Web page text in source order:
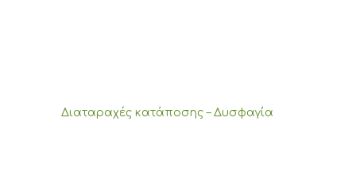
Διαταραχές κατάποσης – Δυσφαγία